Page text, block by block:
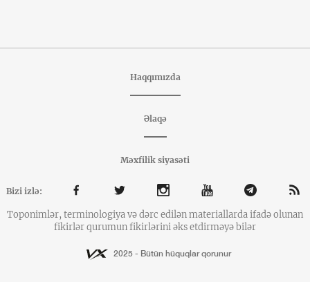
Haqqımızda
Əlaqə
Məxfilik siyasəti
Bizi izlə:
Toponimlər, terminologiya və dərc edilən materiallarda ifadə olunan
fikirlər qurumun fikirlərini əks etdirməyə bilər
2025 - Bütün hüquqlar qorunur